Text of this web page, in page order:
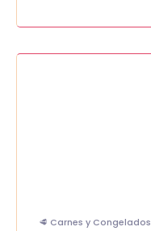
🥩 Carnes y Congelados